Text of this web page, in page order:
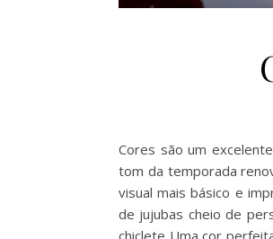
Cores são um
tom da temporada
visual mais básico e
de jujubas cheio de